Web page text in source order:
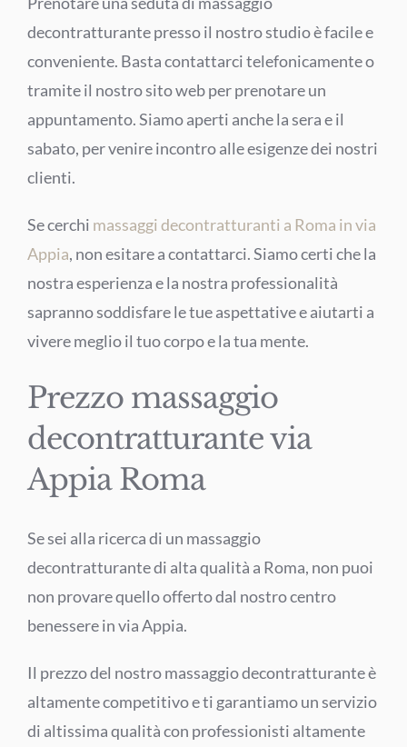
decontratturante presso il nostro studio è facile e
conveniente. Basta contattarci telefonicamente o
tramite il nostro sito web per prenotare un
appuntamento. Siamo aperti anche la sera e il
sabato, per venire incontro alle esigenze dei nostri
clienti.
Se cerchi massaggi decontratturanti a Roma in via
Appia, non esitare a contattarci. Siamo certi che la
nostra esperienza e la nostra professionalità
sapranno soddisfare le tue aspettative e aiutarti a
vivere meglio il tuo corpo e la tua mente.
Prezzo massaggio
decontratturante via
Appia Roma
Se sei alla ricerca di un massaggio
decontratturante di alta qualità a Roma, non puoi
non provare quello offerto dal nostro centro
benessere in via Appia.
Il prezzo del nostro massaggio decontratturante è
altamente competitivo e ti garantiamo un servizio
di altissima qualità con professionisti altamente